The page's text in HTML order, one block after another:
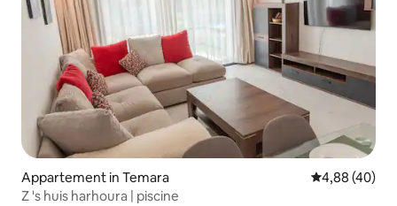
Appartement in Temara Gemiddelde
4,88 (40)
Z 's huis harhoura | piscine